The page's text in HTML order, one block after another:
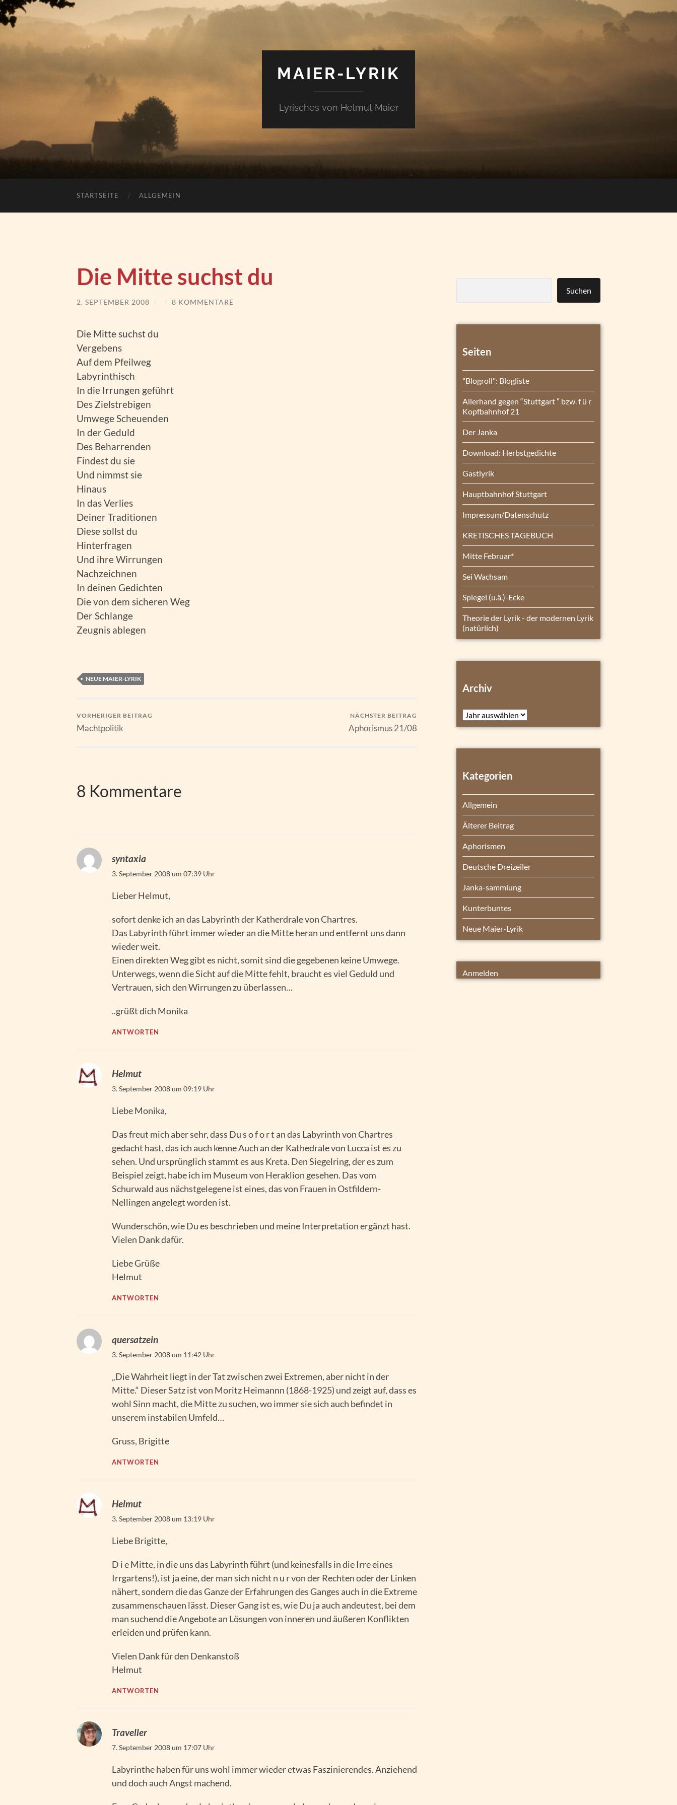
MAIER-LYRIK
Lyrisches von Helmut Maier
STARTSEITE ALLGEMEIN
Die Mitte suchst du
2. SEPTEMBER 2008 / / 8 KOMMENTARE
Die Mitte suchst du
Vergebens
Auf dem Pfeilweg
Labyrinthisch
In die Irrungen geführt
Des Zielstrebigen
Umwege Scheuenden
In der Geduld
Des Beharrenden
Findest du sie
Und nimmst sie
Hinaus
In das Verlies
Deiner Traditionen
Diese sollst du
Hinterfragen
Und ihre Wirrungen
Nachzeichnen
In deinen Gedichten
Die von dem sicheren Weg
Der Schlange
Zeugnis ablegen
NEUE MAIER-LYRIK
VORHERIGER BEITRAG
Machtpolitik
NÄCHSTER BEITRAG
Aphorismus 21/08
8 Kommentare
syntaxia
3. September 2008 um 07:39 Uhr
Lieber Helmut,
sofort denke ich an das Labyrinth der Katherdrale von Chartres.
Das Labyrinth führt immer wieder an die Mitte heran und entfernt uns dann
wieder weit.
Einen direkten Weg gibt es nicht, somit sind die gegebenen keine Umwege.
Unterwegs, wenn die Sicht auf die Mitte fehlt, braucht es viel Geduld und
Vertrauen, sich den Wirrungen zu überlassen…
..grüßt dich Monika
ANTWORTEN
Helmut
3. September 2008 um 09:19 Uhr
Liebe Monika,
Das freut mich aber sehr, dass Du s o f o r t an das Labyrinth von Chartres
gedacht hast, das ich auch kenne Auch an der Kathedrale von Lucca ist es zu
sehen. Und ursprünglich stammt es aus Kreta. Den Siegelring, der es zum
Beispiel zeigt, habe ich im Museum von Heraklion gesehen. Das vom
Schurwald aus nächstgelegene ist eines, das von Frauen in Ostfildern-
Nellingen angelegt worden ist.
Wunderschön, wie Du es beschrieben und meine Interpretation ergänzt hast.
Vielen Dank dafür.
Liebe Grüße
Helmut
ANTWORTEN
quersatzein
3. September 2008 um 11:42 Uhr
„Die Wahrheit liegt in der Tat zwischen zwei Extremen, aber nicht in der
Mitte.“ Dieser Satz ist von Moritz Heimannn (1868-1925) und zeigt auf, dass es
wohl Sinn macht, die Mitte zu suchen, wo immer sie sich auch befindet in
unserem instabilen Umfeld…
Gruss, Brigitte
ANTWORTEN
Helmut
3. September 2008 um 13:19 Uhr
Liebe Brigitte,
D i e Mitte, in die uns das Labyrinth führt (und keinesfalls in die Irre eines
Irrgartens!), ist ja eine, der man sich nicht n u r von der Rechten oder der Linken
nähert, sondern die das Ganze der Erfahrungen des Ganges auch in die Extreme
zusammenschauen lässt. Dieser Gang ist es, wie Du ja auch andeutest, bei dem
man suchend die Angebote an Lösungen von inneren und äußeren Konflikten
erleiden und prüfen kann.
Vielen Dank für den Denkanstoß
Helmut
ANTWORTEN
Traveller
7. September 2008 um 17:07 Uhr
Labyrinthe haben für uns wohl immer wieder etwas Faszinierendes. Anziehend
und doch auch Angst machend.
Suchen
Seiten
"Blogroll": Blogliste
Allerhand gegen “Stuttgart ″ bzw. f ü r
Kopfbahnhof 21
Der Janka
Download: Herbstgedichte
Gastlyrik
Hauptbahnhof Stuttgart
Impressum/Datenschutz
KRETISCHES TAGEBUCH
Mitte Februar*
Sei Wachsam
Spiegel (u.ä.)-Ecke
Theorie der Lyrik - der modernen Lyrik
(natürlich)
Archiv
Archiv
Kategorien
Allgemein
Älterer Beitrag
Aphorismen
Deutsche Dreizeiler
Janka-sammlung
Kunterbuntes
Neue Maier-Lyrik
Anmelden